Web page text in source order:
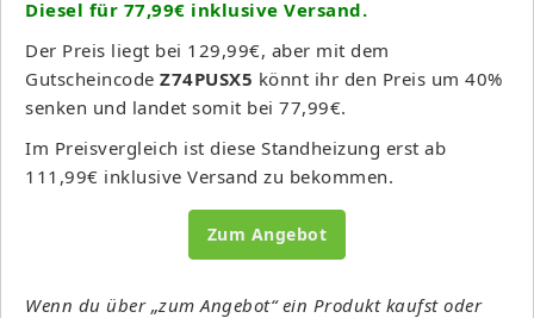
Diesel für 77,99€ inklusive Versand.
Der Preis liegt bei 129,99€, aber mit dem
Gutscheincode Z74PUSX5 könnt ihr den Preis um 40%
senken und landet somit bei 77,99€.
Im Preisvergleich ist diese Standheizung erst ab
111,99€ inklusive Versand zu bekommen.
Zum Angebot
Wenn du über „zum Angebot“ ein Produkt kaufst oder